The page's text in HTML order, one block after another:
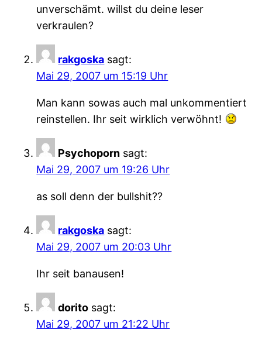
unverschämt. willst du deine leser
verkraulen?
rakgoska sagt:
Mai 29, 2007 um 15:19 Uhr
Man kann sowas auch mal unkommentiert
reinstellen. Ihr seit wirklich verwöhnt!
Psychoporn sagt:
Mai 29, 2007 um 19:26 Uhr
as soll denn der bullshit??
rakgoska sagt:
Mai 29, 2007 um 20:03 Uhr
Ihr seit banausen!
dorito sagt:
Mai 29, 2007 um 21:22 Uhr